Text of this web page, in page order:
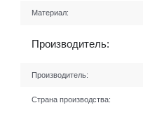
Материал:
Производитель:
Производитель:
Страна производства: